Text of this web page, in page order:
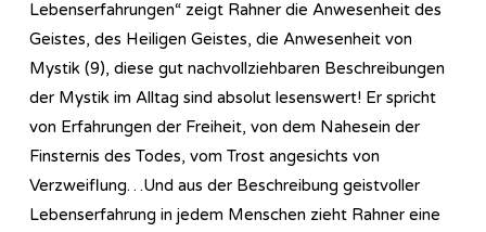
Lebenserfahrungen“ zeigt Rahner die Anwesenheit des
Geistes, des Heiligen Geistes, die Anwesenheit von
Mystik (9), diese gut nachvollziehbaren Beschreibungen
der Mystik im Alltag sind absolut lesenswert! Er spricht
von Erfahrungen der Freiheit, von dem Nahesein der
Finsternis des Todes, vom Trost angesichts von
Verzweiflung…Und aus der Beschreibung geistvoller
Lebenserfahrung in jedem Menschen zieht Rahner eine